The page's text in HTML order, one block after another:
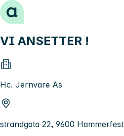
Hopp til innhold
VI ANSETTER !
Hc. Jernvare As
strandgata 22, 9600 Hammerfest